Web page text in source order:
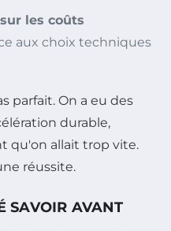
les coûts
aux choix techniques
parfait. On a eu des
durable,
qu'on allait trop vite.
réussite.
SAVOIR AVANT